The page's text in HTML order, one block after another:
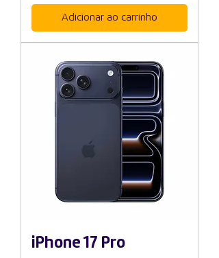
Adicionar ao carrinho
iPhone 17 Pro